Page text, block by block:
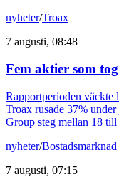
nyheter/Troax
7 augusti, 08:48
Fem aktier som
Rapportperioden väckte
Troax rusade 37%
Group steg mellan 18 till
nyheter/Bostadsmarknad
7 augusti, 07:15